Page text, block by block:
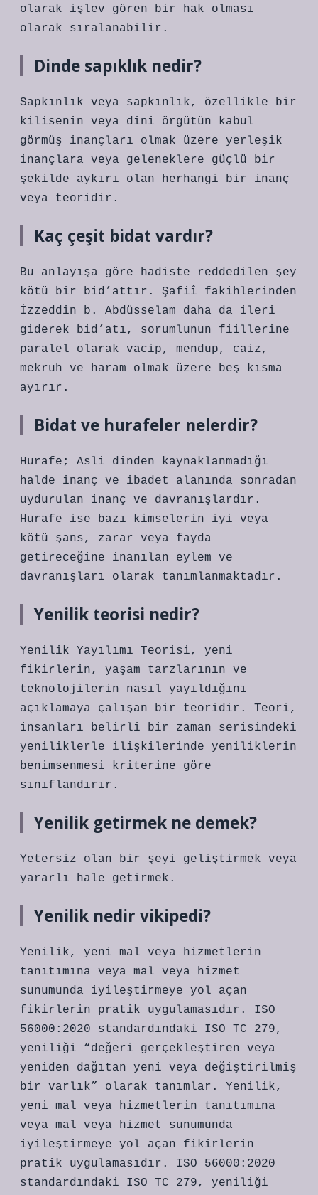
olarak işlev gören bir hak olması
olarak sıralanabilir.
Dinde sapıklık nedir?
Sapkınlık veya sapkınlık, özellikle bir
kilisenin veya dini örgütün kabul
görmüş inançları olmak üzere yerleşik
inançlara veya geleneklere güçlü bir
şekilde aykırı olan herhangi bir inanç
veya teoridir.
Kaç çeşit bidat vardır?
Bu anlayışa göre hadiste reddedilen şey
kötü bir bid’attır. Şafiî fakihlerinden
İzzeddin b. Abdüsselam daha da ileri
giderek bid’atı, sorumlunun fiillerine
paralel olarak vacip, mendup, caiz,
mekruh ve haram olmak üzere beş kısma
ayırır.
Bidat ve hurafeler nelerdir?
Hurafe; Asli dinden kaynaklanmadığı
halde inanç ve ibadet alanında sonradan
uydurulan inanç ve davranışlardır.
Hurafe ise bazı kimselerin iyi veya
kötü şans, zarar veya fayda
getireceğine inanılan eylem ve
davranışları olarak tanımlanmaktadır.
Yenilik teorisi nedir?
Yenilik Yayılımı Teorisi, yeni
fikirlerin, yaşam tarzlarının ve
teknolojilerin nasıl yayıldığını
açıklamaya çalışan bir teoridir. Teori,
insanları belirli bir zaman serisindeki
yeniliklerle ilişkilerinde yeniliklerin
benimsenmesi kriterine göre
sınıflandırır.
Yenilik getirmek ne demek?
Yetersiz olan bir şeyi geliştirmek veya
yararlı hale getirmek.
Yenilik nedir vikipedi?
Yenilik, yeni mal veya hizmetlerin
tanıtımına veya mal veya hizmet
sunumunda iyileştirmeye yol açan
fikirlerin pratik uygulamasıdır. ISO
56000:2020 standardındaki ISO TC 279,
yeniliği “değeri gerçekleştiren veya
yeniden dağıtan yeni veya değiştirilmiş
bir varlık” olarak tanımlar. Yenilik,
yeni mal veya hizmetlerin tanıtımına
veya mal veya hizmet sunumunda
iyileştirmeye yol açan fikirlerin
pratik uygulamasıdır. ISO 56000:2020
standardındaki ISO TC 279, yeniliği